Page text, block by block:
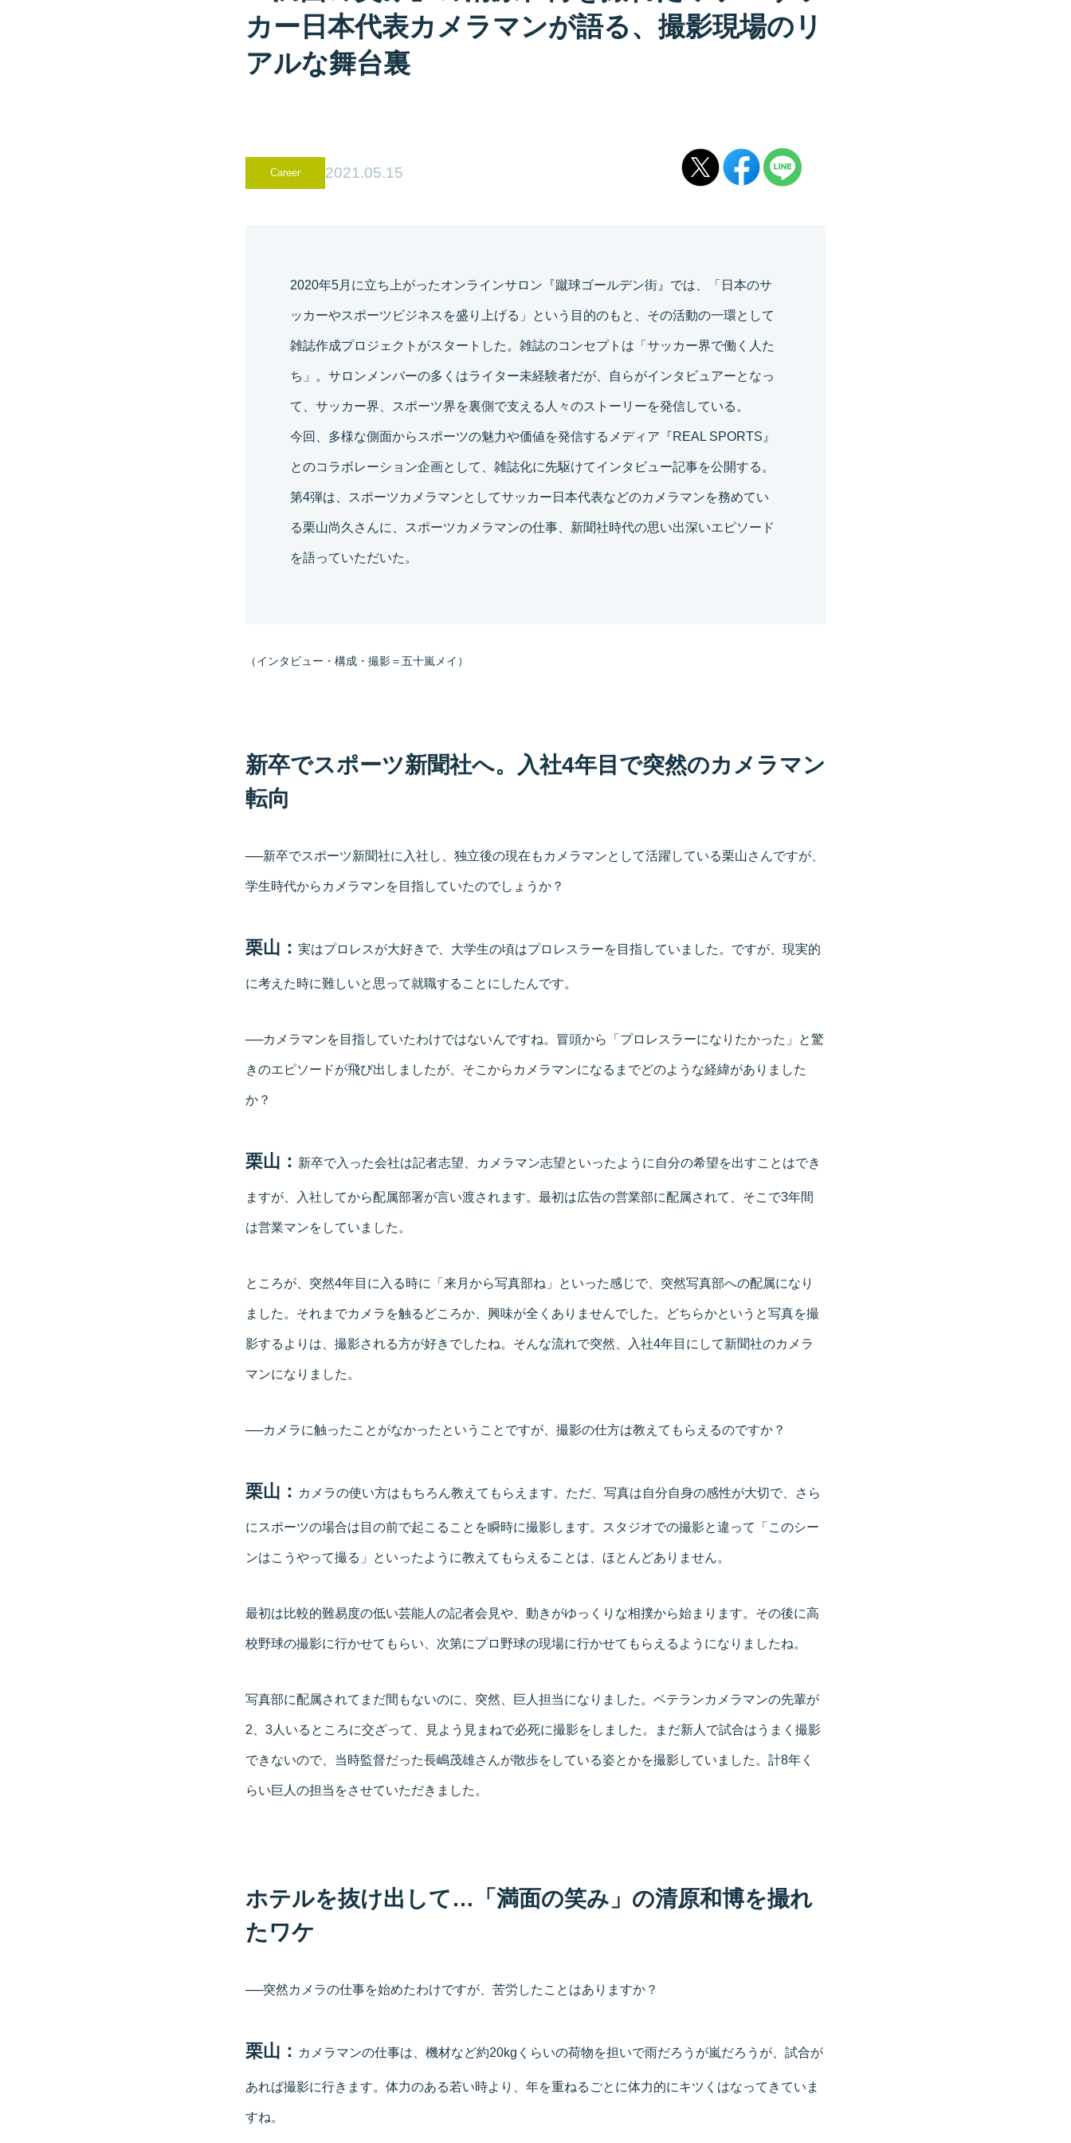
カー日本代表カメラマンが語る、撮影現場のリ
アルな舞台裏
Career 2021.05.15
2020年5月に立ち上がったオンラインサロン『蹴球ゴールデン街』では、「日本のサ
ッカーやスポーツビジネスを盛り上げる」という目的のもと、その活動の一環として
雑誌作成プロジェクトがスタートした。雑誌のコンセプトは「サッカー界で働く人た
ち」。サロンメンバーの多くはライター未経験者だが、自らがインタビュアーとなっ
て、サッカー界、スポーツ界を裏側で支える人々のストーリーを発信している。
今回、多様な側面からスポーツの魅力や価値を発信するメディア『REAL SPORTS』
とのコラボレーション企画として、雑誌化に先駆けてインタビュー記事を公開する。
第4弾は、スポーツカメラマンとしてサッカー日本代表などのカメラマンを務めてい
る栗山尚久さんに、スポーツカメラマンの仕事、新聞社時代の思い出深いエピソード
を語っていただいた。
（インタビュー・構成・撮影＝五十嵐メイ）
新卒でスポーツ新聞社へ。入社4年目で突然のカメラマン
転向
──新卒でスポーツ新聞社に入社し、独立後の現在もカメラマンとして活躍している栗山さんですが、
学生時代からカメラマンを目指していたのでしょうか？
栗山： 実はプロレスが大好きで、大学生の頃はプロレスラーを目指していました。ですが、現実的
に考えた時に難しいと思って就職することにしたんです。
──カメラマンを目指していたわけではないんですね。冒頭から「プロレスラーになりたかった」と驚
きのエピソードが飛び出しましたが、そこからカメラマンになるまでどのような経緯がありました
か？
栗山： 新卒で入った会社は記者志望、カメラマン志望といったように自分の希望を出すことはでき
ますが、入社してから配属部署が言い渡されます。最初は広告の営業部に配属されて、そこで3年間
は営業マンをしていました。
ところが、突然4年目に入る時に「来月から写真部ね」といった感じで、突然写真部への配属になり
ました。それまでカメラを触るどころか、興味が全くありませんでした。どちらかというと写真を撮
影するよりは、撮影される方が好きでしたね。そんな流れで突然、入社4年目にして新聞社のカメラ
マンになりました。
──カメラに触ったことがなかったということですが、撮影の仕方は教えてもらえるのですか ？
栗山： カメラの使い方はもちろん教えてもらえます。ただ、写真は自分自身の感性が大切で、さら
にスポーツの場合は目の前で起こることを瞬時に撮影します。スタジオでの撮影と違って「このシー
ンはこうやって撮る」といったように教えてもらえることは、ほとんどありません。
最初は比較的難易度の低い芸能人の記者会見や、動きがゆっくりな相撲から始まります。その後に高
校野球の撮影に行かせてもらい、次第にプロ野球の現場に行かせてもらえるようになりましたね。
写真部に配属されてまだ間もないのに、突然、巨人担当になりました。ベテランカメラマンの先輩が
2、3人いるところに交ざって、見よう見まねで必死に撮影をしました。まだ新人で試合はうまく撮影
できないので、当時監督だった長嶋茂雄さんが散歩をしている姿とかを撮影していました。計8年く
らい巨人の担当をさせていただきました。
ホテルを抜け出して…「満面の笑み」の清原和博を撮れ
たワケ
──突然カメラの仕事を始めたわけですが、苦労したことはありますか？
栗山： カメラマンの仕事は、機材など約20kgくらいの荷物を担いで雨だろうが嵐だろうが、試合が
あれば撮影に行きます。体力のある若い時より、年を重ねるごとに体力的にキツくはなってきていま
すね。